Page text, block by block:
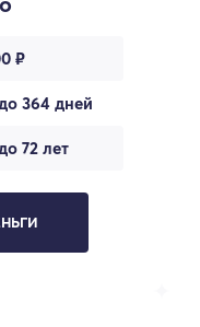
₽
364 дней
72 лет